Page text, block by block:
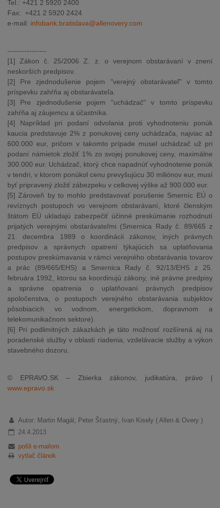
Tel.: +421 2 5920 2400
Fax: +421 2 5920 2424
e-mail: infobank.bratislava@allenovery.com
----------------
[1] Zákon č. 25/2006 Z. z. o verejnom obstarávaní v znení
neskorších predpisov.
[2] Pre zjednodušenie pojem "verejný obstarávateľ" v tomto
príspevku zahŕňa aj obstarávateľa.
[3] Pre zjednodušenie pojem "uchádzač" v tomto príspevku
zahŕňa aj záujemcu a účastníka.
[4] Napríklad pri podaní odvolania proti vyhodnoteniu ponúk
kaucia predstavuje 2% z ponukovej ceny uchádzača, najviac až
600.000 eur, pričom v takomto prípade musel uchádzač už pri
podaní námietok zložiť 1% zo svojej ponukovej ceny, maximálne
300.000 eur. Uchádzač, ktorý chce napadnúť vyhodnotenie ponúk
v tendri, v ktorom ponúkol cenu prevyšujúcu 30 miliónov eur, musí
byť pripravený zložiť zábezpeku v celkovej výške až 900.000 eur.
[5] Zároveň by to mohlo predstavovať porušenie Smerníc EÚ o
revíznych postupoch vo verejnom obstarávaní, ktoré členským
štátom EÚ ukladajú zabezpečiť účinné preskúmanie rozhodnutí
prijatých verejnými obstarávateľmi (Smernica Rady č. 89/665 z
21. decembra 1989 o koordinácii zákonov, iných právnych
predpisov a správnych opatrení týkajúcich sa uplatňovania
postupov preskúmavania v rámci verejného obstarávania tovarov
a prác (89/665/EHS) a Smernica Rady č. 92/13/EHS z 25.
februára 1992, ktorou sa koordinujú zákony, iné právne predpisy
a správne opatrenia o uplatňovaní právnych predpisov
spoločenstva, o postupoch verejného obstarávania subjektov
pôsobiacich vo vodnom, energetickom, dopravnom a
telekomunikačnom sektore).
[6] Pri podlimitných zákazkách je táto možnosť rozšírená aj na
poradenské služby v oblasti riadenia, vzdelávacie služby a výkon
stavebného dozoru.
© EPRAVO.SK – Zbierka zákonov, judikatúra, právo |
www.epravo.sk
Autor: Martin Magál, Peter Šťastný, Ivan Kisely ( Allen & Overy )
24.4.2013
pošli e-mailom
vytlač článok